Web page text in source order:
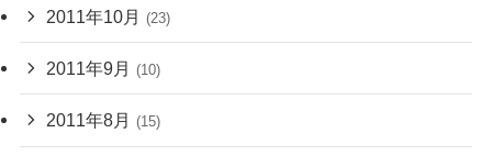
2011年10月 (23)
2011年9月 (10)
2011年8月 (15)